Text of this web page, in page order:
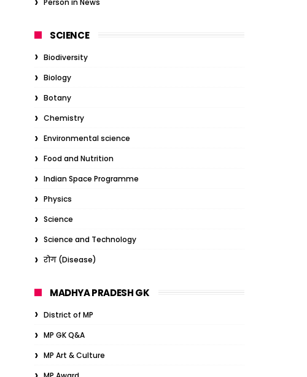
Person in News
SCIENCE
Biodiversity
Biology
Botany
Chemistry
Environmental science
Food and Nutrition
Indian Space Programme
Physics
Science
Science and Technology
रोग (Disease)
MADHYA PRADESH GK
District of MP
MP GK Q&A
MP Art & Culture